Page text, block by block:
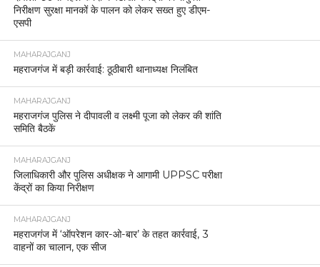
निरीक्षण सुरक्षा मानकों के पालन को लेकर सख्त हुए डीएम-
एसपी
MAHARAJGANJ
महराजगंज में बड़ी कार्रवाई: ठूठीबारी थानाध्यक्ष निलंबित
MAHARAJGANJ
महराजगंज पुलिस ने दीपावली व लक्ष्मी पूजा को लेकर की शांति
समिति बैठकें
MAHARAJGANJ
जिलाधिकारी और पुलिस अधीक्षक ने आगामी UPPSC परीक्षा
केंद्रों का किया निरीक्षण
MAHARAJGANJ
महराजगंज में ‘ऑपरेशन कार-ओ-बार’ के तहत कार्रवाई, 3
वाहनों का चालान, एक सीज